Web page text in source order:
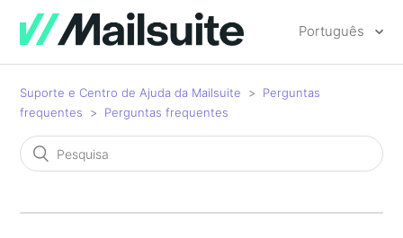
Português
Suporte e Centro de Ajuda da Mailsuite
Perguntas
frequentes
Perguntas frequentes